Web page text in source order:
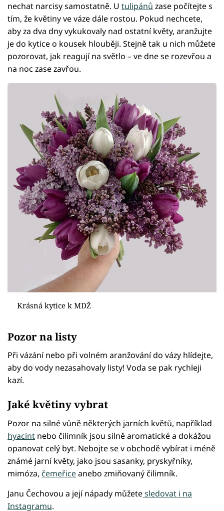
nechat narcisy samostatně. U tulipánů zase počítejte s
tím, že květiny ve váze dále rostou. Pokud nechcete,
aby za dva dny vykukovaly nad ostatní květy, aranžujte
je do kytice o kousek hlouběji. Stejně tak u nich můžete
pozorovat, jak reagují na světlo – ve dne se rozevřou a
na noc zase zavřou.
Krásná kytice k MDŽ
Pozor na listy
Při vázání nebo při volném aranžování do vázy hlídejte,
aby do vody nezasahovaly listy! Voda se pak rychleji
kazí.
Jaké květiny vybrat
Pozor na silné vůně některých jarních květů, například
hyacint nebo čilimník jsou silně aromatické a dokážou
opanovat celý byt. Nebojte se v obchodě vybírat i méně
známé jarní květy, jako jsou sasanky, pryskyřníky,
mimóza, čemeřiceanebo zmiňovaný čilimník.
Janu Čechovou a její nápady můžetesledovat i na
Instagramu.